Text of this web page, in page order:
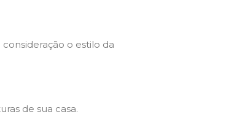
o estilo da
de sua casa.